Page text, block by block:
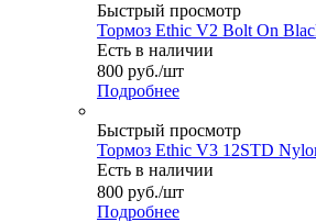
Быстрый просмотр
Тормоз Ethic V2 Bolt On
Есть в наличии
800 руб./шт
Подробнее
Быстрый просмотр
Тормоз Ethic V3 12STD
Есть в наличии
800 руб./шт
Подробнее